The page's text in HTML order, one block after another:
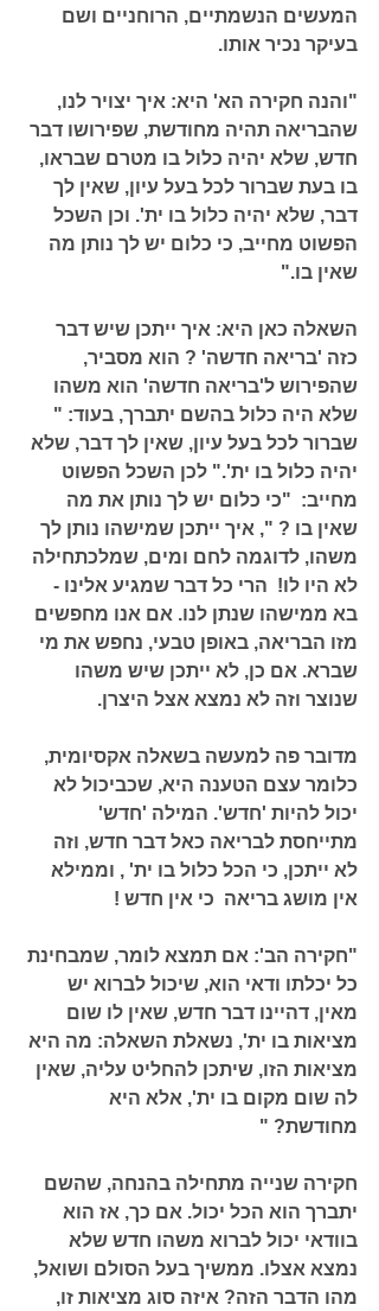
המעשים הנשמתיים, הרוחניים ושם
בעיקר נכיר אותו.
"והנה חקירה הא' היא: איך יצויר לנו,
שהבריאה תהיה מחודשת, שפירושו דבר
חדש, שלא יהיה כלול בו מטרם שבראו,
בו בעת שברור לכל בעל עיון, שאין לך
דבר, שלא יהיה כלול בו ית'. וכן השכל
הפשוט מחייב, כי כלום יש לך נותן מה
שאין בו."
השאלה כאן היא: איך ייתכן שיש דבר
כזה 'בריאה חדשה' ? הוא מסביר,
שהפירוש ל'בריאה חדשה' הוא משהו
שלא היה כלול בהשם יתברך, בעוד: "
שברור לכל בעל עיון, שאין לך דבר, שלא
יהיה כלול בו ית'." לכן השכל הפשוט
מחייב: "כי כלום יש לך נותן את מה
שאין בו ? ", איך ייתכן שמישהו נותן לך
משהו, לדוגמה לחם ומים, שמלכתחילה
לא היו לו!  הרי כל דבר שמגיע אלינו -
בא ממישהו שנתן לנו. אם אנו מחפשים
מזו הבריאה, באופן טבעי, נחפש את מי
שברא. אם כן, לא ייתכן שיש משהו
שנוצר וזה לא נמצא אצל היצרן.
מדובר פה למעשה בשאלה אקסיומית,
כלומר עצם הטענה היא, שכביכול לא
יכול להיות 'חדש'. המילה 'חדש'
מתייחסת לבריאה כאל דבר חדש, וזה
לא ייתכן, כי הכל כלול בו ית' , וממילא
אין מושג בריאה  כי אין חדש !
"חקירה הב': אם תמצא לומר, שמבחינת
כל יכלתו ודאי הוא, שיכול לברוא יש
מאין, דהיינו דבר חדש, שאין לו שום
מציאות בו ית', נשאלת השאלה: מה היא
מציאות הזו, שיתכן להחליט עליה, שאין
לה שום מקום בו ית', אלא היא
מחודשת? "
חקירה שנייה מתחילה בהנחה, שהשם
יתברך הוא הכל יכול. אם כך, אז הוא
בוודאי יכול לברוא משהו חדש שלא
נמצא אצלו. ממשיך בעל הסולם ושואל,
מהו הדבר הזה? איזה סוג מציאות זו,